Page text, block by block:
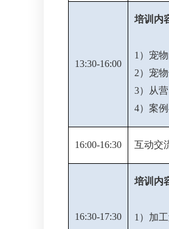
13:30-16:00
培训内
1）宠
2）宠
3）从
4）案
16:00-16:30 互动交
16:30-17:30
培训内
1）加